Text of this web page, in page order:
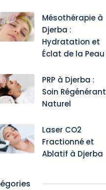
Mésothérapie à
Djerba :
Hydratation et
Éclat de la Peau
PRP à Djerba :
Soin Régénérant
Naturel
Laser CO2
Fractionné et
Ablatif à Djerba